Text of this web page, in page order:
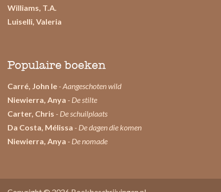
Williams, T.A.
Luiselli, Valeria
Populaire boeken
Carré, John le - Aangeschoten wild
Niewierra, Anya - De stilte
Carter, Chris - De schuilplaats
Da Costa, Mélissa - De dagen die komen
Niewierra, Anya - De nomade